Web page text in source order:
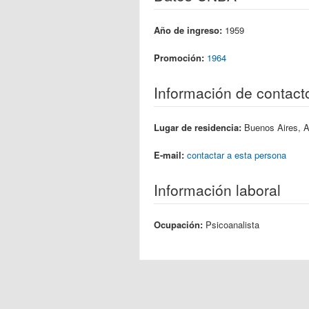
Año de ingreso: 1959
Promoción: 1964
Información de
Lugar de residencia: Buenos Aires,
E-mail: contactar a esta persona
Información laboral
Ocupación: Psicoanalista